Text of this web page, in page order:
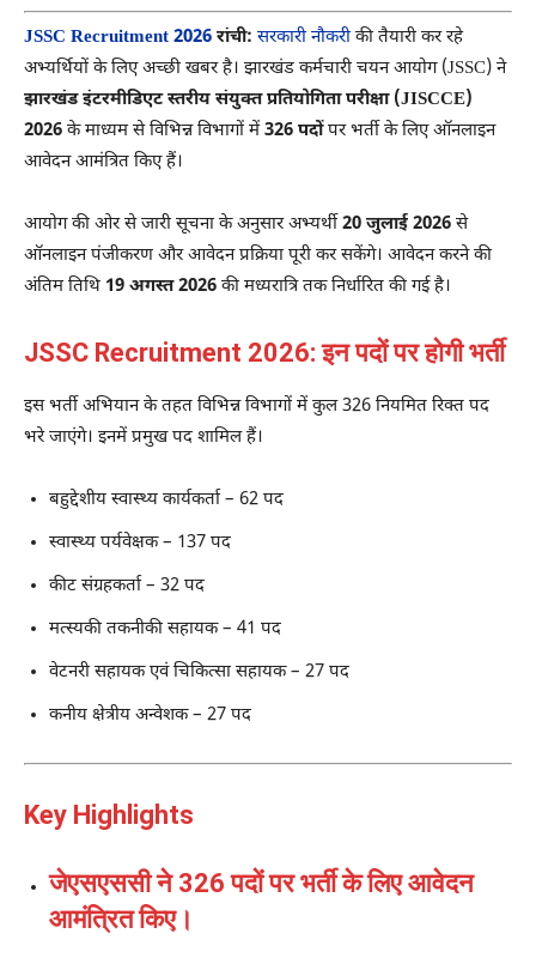
JSSC Recruitment 2026 रांची: सरकारी नौकरीकी तैयारी कर रहे
अभ्यर्थियों के लिए अच्छी खबर है। झारखंड कर्मचारी चयन आयोग (JSSC) ने
झारखंड इंटरमीडिएट स्तरीय संयुक्त प्रतियोगिता परीक्षा (JISCCE)
2026 के माध्यम से विभिन्न विभागों में326 पदोंपर भर्ती के लिए ऑनलाइन
आवेदन आमंत्रित किए हैं।
आयोग की ओर से जारी सूचना के अनुसार अभ्यर्थी 20 जुलाई 2026 से
ऑनलाइन पंजीकरण और आवेदन प्रक्रिया पूरी कर सकेंगे। आवेदन करने की
अंतिम तिथि 19 अगस्त 2026 की मध्यरात्रि तक निर्धारित की गई है।
JSSC Recruitment 2026: इन पदों पर होगी भर्ती
इस भर्ती अभियान के तहत विभिन्न विभागों में कुल 326 नियमित रिक्त पद
भरे जाएंगे। इनमें प्रमुख पद शामिल हैं।
बहुद्देशीय स्वास्थ्य कार्यकर्ता – 62 पद
स्वास्थ्य पर्यवेक्षक – 137 पद
कीट संग्रहकर्ता – 32 पद
मत्स्यकी तकनीकी सहायक – 41 पद
वेटनरी सहायक एवं चिकित्सा सहायक – 27 पद
कनीय क्षेत्रीय अन्वेशक – 27 पद
Key Highlights
जेएसएससी ने 326 पदों पर भर्ती के लिए आवेदन
आमंत्रित किए।